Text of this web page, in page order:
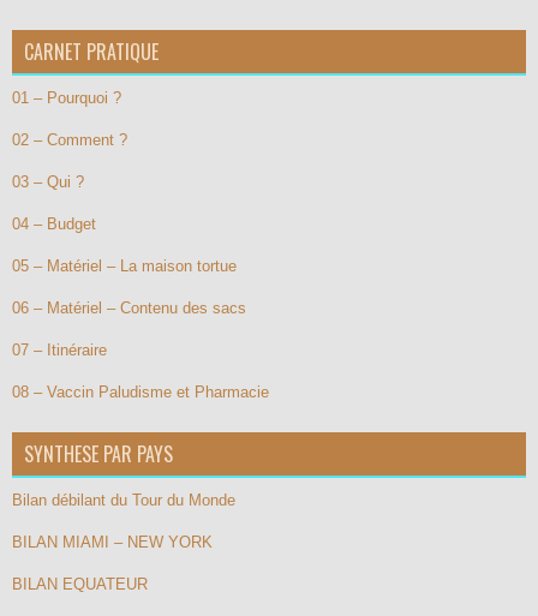
CARNET PRATIQUE
01 – Pourquoi ?
02 – Comment ?
03 – Qui ?
04 – Budget
05 – Matériel – La maison tortue
06 – Matériel – Contenu des sacs
07 – Itinéraire
08 – Vaccin Paludisme et Pharmacie
SYNTHESE PAR PAYS
Bilan débilant du Tour du Monde
BILAN MIAMI – NEW YORK
BILAN EQUATEUR